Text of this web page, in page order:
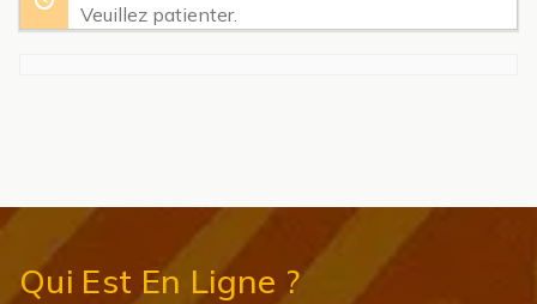
Veuillez patienter.
Qui Est En Ligne ?